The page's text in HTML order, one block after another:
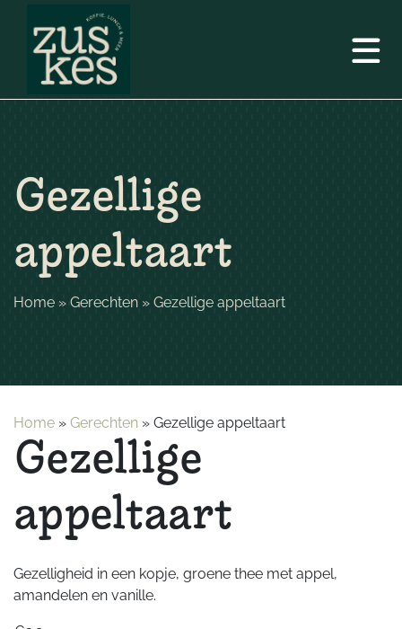
Gezellige
appeltaart
Home » Gerechten » Gezellige appeltaart
Home » Gerechten » Gezellige appeltaart
Gezellige
appeltaart
Gezelligheid in een kopje, groene thee met appel,
amandelen en vanille.